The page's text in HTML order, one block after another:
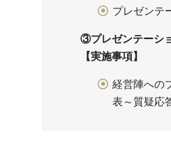
プレゼンテ
③プレゼンテーシ
【実施事項】
経営陣への
表～質疑応